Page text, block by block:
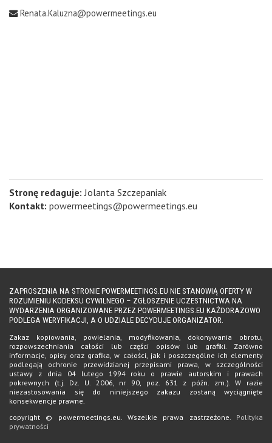
Renata.Kaluzna@powermeetings.eu
Stronę redaguje: Jolanta Szczepaniak
Kontakt: powermeetings@powermeetings.eu
ZAPROSZENIA NA STRONIE POWERMEETINGS.EU NIE STANOWIĄ OFERTY W
ROZUMIENIU KODEKSU CYWILNEGO – ZGŁOSZENIE UCZESTNICTWA NA
WYDARZENIA ORGANIZOWANE PRZEZ POWERMEETINGS.EU KAŻDORAZOWO
PODLEGA WERYFIKACJI, A O UDZIALE DECYDUJE ORGANIZATOR.
Zakaz kopiowania, powielania, modyfikowania, dokonywania obrotu,
rozpowszechniania całości lub części opisów lub grafiki. Zarówno
informacje, opisy oraz grafika, w całości, jak i poszczególne ich elementy
podlegają ochronie przewidzianej przepisami prawa, w szczególności
ustawy z dnia 04 lutego 1994 roku o prawie autorskim i prawach
pokrewnych (t.j. Dz. U. 2006, nr 90, poz. 631 z późn. zm.). W razie
niezastosowania się do niniejszego zakazu zostaną wyciągnięte
konsekwencje prawne.
copyright © powermeetings.eu. Wszelkie prawa zastrzeżone. Polityka
prywatności